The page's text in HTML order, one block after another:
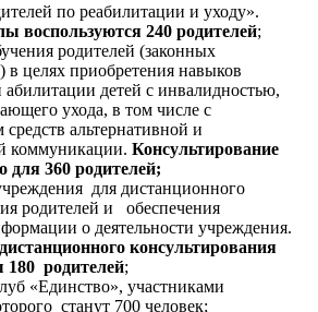
по реабилитации и уходу».
воспользуются 240 родителей;
родителей (законных
в целях приобретения навыков
абилитации детей с инвалидностью,
ухода, в том числе с
средств альтернативной и
коммуникации. Консультирование
для 360 родителей;
для дистанционного
родителей и обеспечения
о деятельности учреждения.
консультирования
180 родителей;
«Единство», участниками
станут 700 человек;